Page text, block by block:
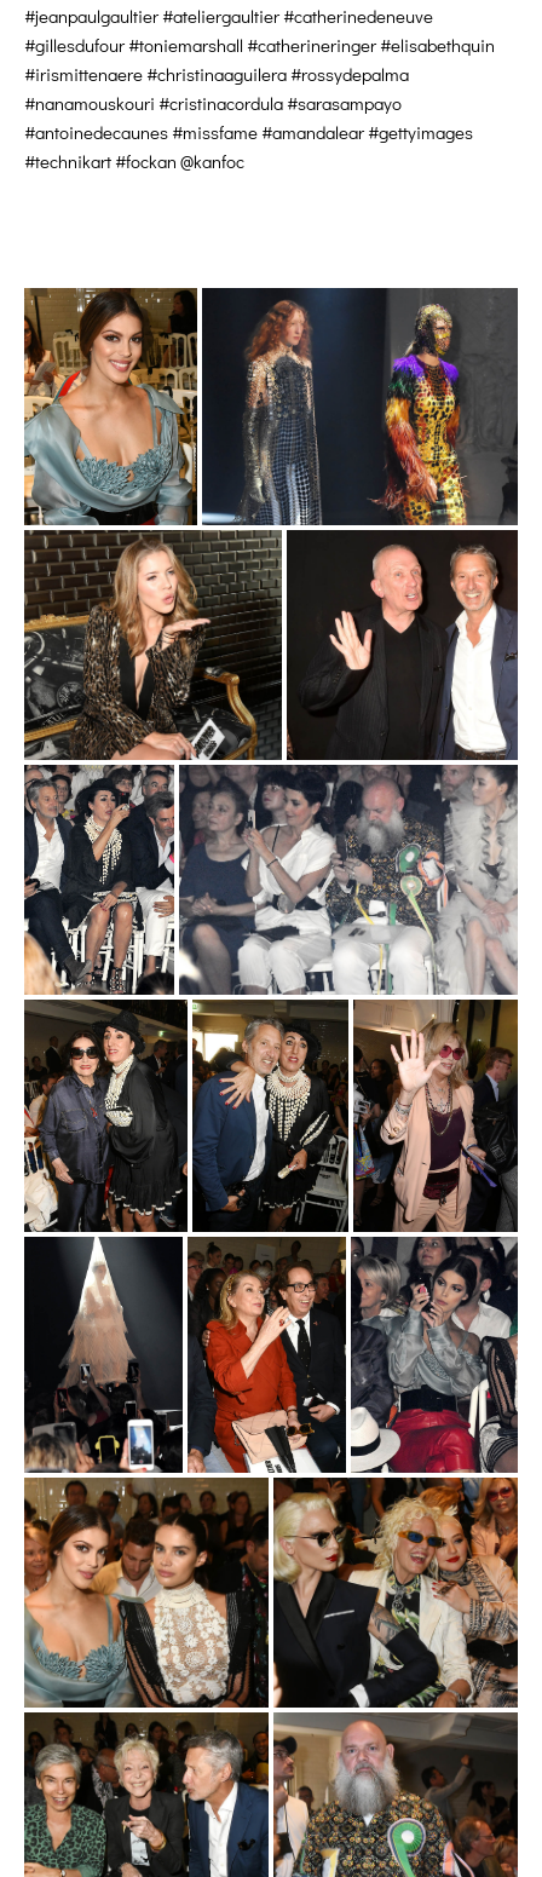
#jeanpaulgaultier #ateliergaultier #catherinedeneuve
#gillesdufour #toniemarshall #catherineringer #elisabethquin
#irismittenaere #christinaaguilera #rossydepalma
#nanamouskouri #cristinacordula #sarasampayo
#antoinedecaunes #missfame #amandalear #gettyimages
#technikart #fockan @kanfoc